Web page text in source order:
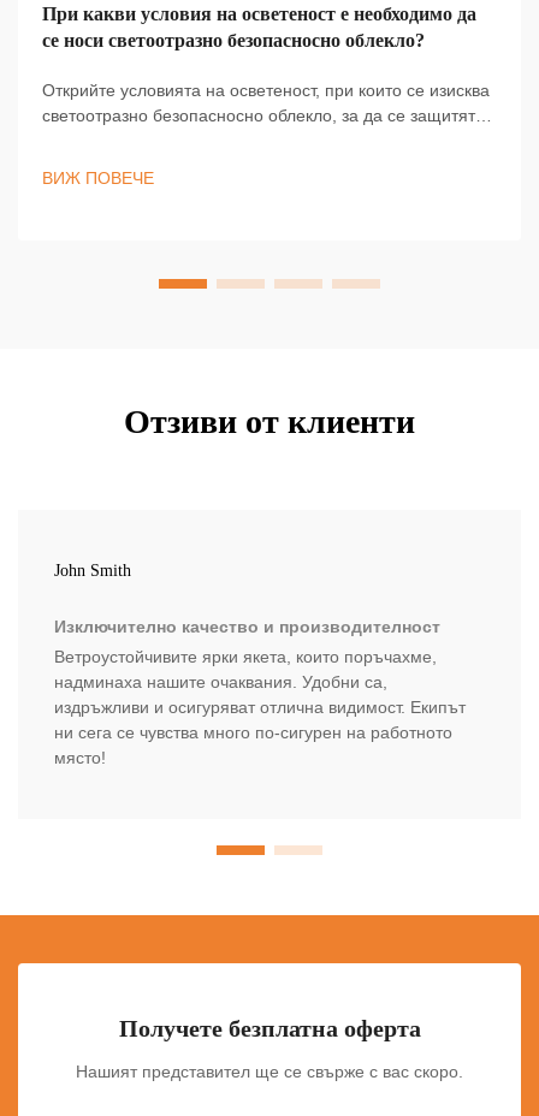
При какви условия на осветеност е необходимо да
се носи светоотразно безопасносно облекло?
Открийте условията на осветеност, при които се изисква
светоотразно безопасносно облекло, за да се защитят
ВИЖ ПОВЕЧЕ
Отзиви от клиенти
John Smith
Изключително качество и производителност
Ветроустойчивите ярки якета, които поръчахме,
надминаха нашите очаквания. Удобни са,
издръжливи и осигуряват отлична видимост. Екипът
ни сега се чувства много по-сигурен на работното
място!
Получете безплатна оферта
Нашият представител ще се свърже с вас скоро.